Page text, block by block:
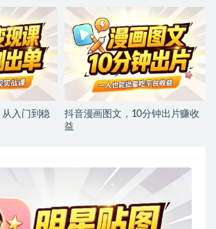
入门到稳
抖音漫画图文，10分钟出片赚收
益